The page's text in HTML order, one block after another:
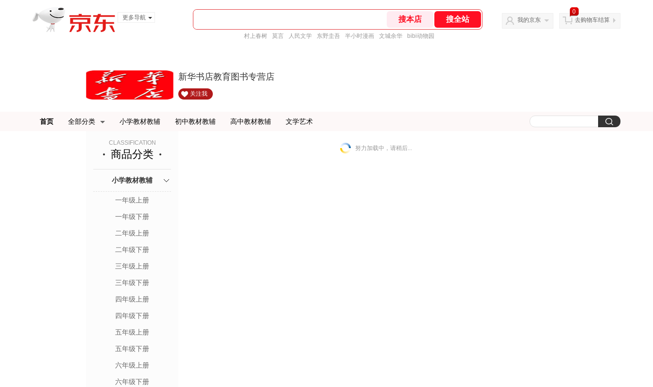
更多导航
村上春树 莫言 人民文学 东野圭吾 半小时漫画 文城余华 bibi动物园
我的京东
0
去购物车结算
新华书店教育图书专营店
关注我
首页 全部分类 小学教材教辅 初中教材教辅 高中教材教辅 文学艺术
CLASSIFICATION
商品分类
小学教材教辅
一年级上册
一年级下册
二年级上册
二年级下册
三年级上册
三年级下册
四年级上册
四年级下册
五年级上册
五年级下册
六年级上册
六年级下册
努力加载中，请稍后...